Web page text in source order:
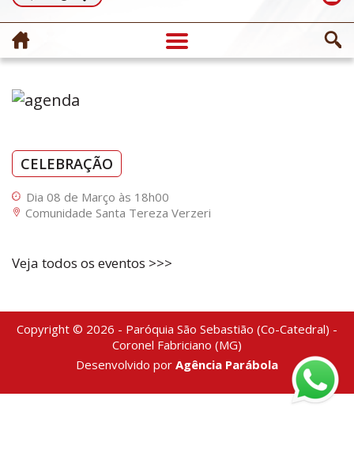
CELEBRAÇÃO
Dia 08 de Março às 18h00
Comunidade Santa Tereza Verzeri
Veja todos os eventos >>>
Copyright © 2026 - Paróquia São Sebastião (Co-Catedral) -
Coronel Fabriciano (MG)
Desenvolvido por Agência Parábola